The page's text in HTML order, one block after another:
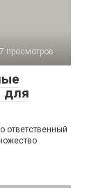
просмотров
для
ответственный